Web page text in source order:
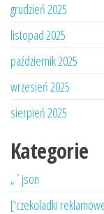
grudzień 2025
listopad 2025
październik 2025
wrzesień 2025
sierpień 2025
Kategorie
„`json
['czekoladki